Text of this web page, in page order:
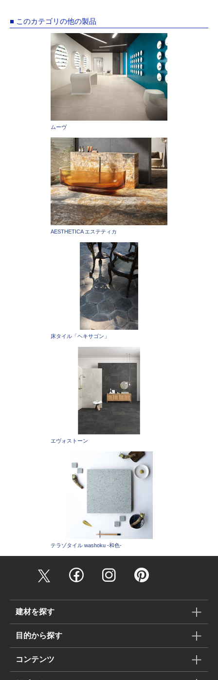
■ このカテゴリの他の製品
ムーヴ
AESTHETICA エステティカ
床タイル「ヘキサゴン」
エヴォストーン
テラゾタイル washoku -和色-
建材を探す
目的から探す
コンテンツ